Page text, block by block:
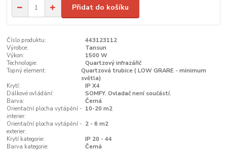
Přidat do košíku
Číslo produktu:
443123112
Výrobce:
Tansun
Výkon:
1500 W
Technologie:
Quartzový infrazářič
Topný element:
Quartzová trubice ( LOW GRARE - minimum
světla)
Krytí:
IP X4
Dálkové ovládání:
SOMFY. Ovladač není součástí.
Barva:
Černá
Orientační plocha vytápění -
interier:
10-20 m2
Orientační plocha vytápění -
exterier:
2 - 6 m2
Krytí kategorie:
IP 20 - 44
Barva kategorie:
Černá